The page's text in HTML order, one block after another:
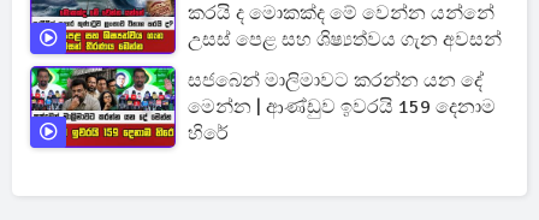
කරයි ද මොකක්ද මේ වෙන්න යන්නේ
උසස් පෙළ සහ ශිෂ්‍යත්වය ගැන අවසන්
සජබෙන් මාලිමාවට කරන්න යන දේ
මෙන්න | ආණ්ඩුව ඉවරයි 159 දෙනාම
හිරේ